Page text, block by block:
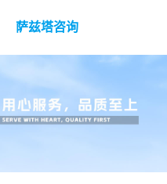
萨兹塔咨询